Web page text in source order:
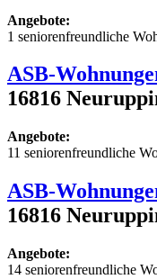
Angebote:
1 seniorenfreundliche
ASB-
16816
Angebote:
11 seniorenfreundliche
ASB-
16816
Angebote:
14 seniorenfreundliche